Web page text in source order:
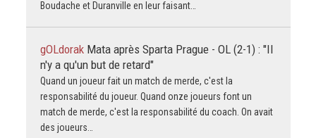
Boudache et Duranville en leur faisant…
gOLdorak Mata après Sparta Prague - OL (2-1) : "Il
n'y a qu'un but de retard"
Quand un joueur fait un match de merde, c'est la
responsabilité du joueur. Quand onze joueurs font un
match de merde, c'est la responsabilité du coach. On avait
des joueurs…